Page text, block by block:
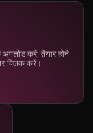
करें. तैयार होने
क्लिक करें।